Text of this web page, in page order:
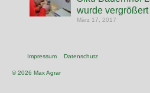
wurde vergrößert
März 17, 2017
Impressum Datenschutz
© 2026 Max Agrar